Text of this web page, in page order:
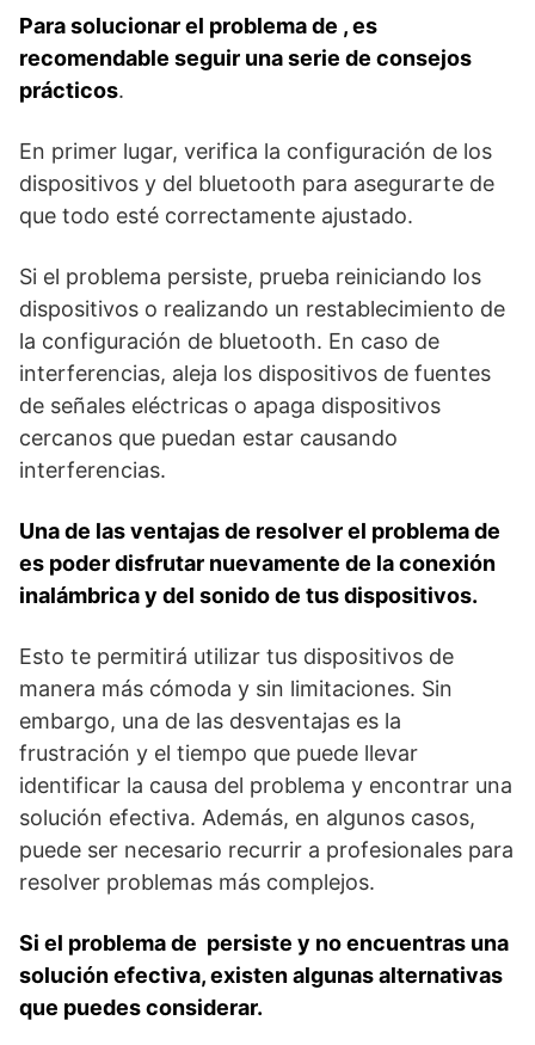
Para solucionar el problema de , ⁤es
recomendable seguir ⁣una ‌serie de consejos
prácticos.
En primer ⁤lugar, verifica⁢ la configuración de ⁢los
dispositivos y del bluetooth para asegurarte de
que ‌todo‌ esté correctamente ajustado. ‍
Si el problema persiste, prueba reiniciando los
dispositivos o realizando un restablecimiento de
la configuración de bluetooth. En caso ​de
interferencias, aleja ⁤los dispositivos de fuentes
de señales eléctricas o apaga dispositivos
cercanos que puedan estar causando
interferencias.
Una de las ventajas de resolver el problema de
es poder disfrutar nuevamente de la conexión
inalámbrica y del sonido de tus dispositivos.
Esto te permitirá utilizar tus dispositivos de
manera más cómoda y sin limitaciones. Sin
embargo, una de las‌ desventajas es la
frustración y‍ el tiempo que puede llevar
identificar la ‌causa del problema y encontrar una
solución efectiva. Además, en algunos casos,
puede ser necesario recurrir a profesionales para
resolver problemas más complejos.
Si el problema de ⁣ persiste y⁣ no encuentras una
solución efectiva, existen ‍algunas alternativas
que puedes considerar.